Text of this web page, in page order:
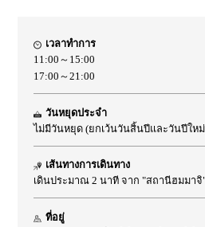
เวลาทำการ
11:00～15:00
17:00～21:00
วันหยุดประจำ
ไม่มีวันหยุด (ยกเว้นวันสิ้นปีและวันปีให
เส้นทางการเดินทาง
เดินประมาณ 2 นาที จาก "สถานีฮมมาจิ
ที่อยู่